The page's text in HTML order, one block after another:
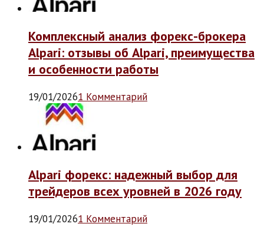
Комплексный анализ форекс-брокера
Alpari: отзывы об Alpari, преимущества
и особенности работы
19/01/20261 Комментарий
Alpari форекс: надежный выбор для
трейдеров всех уровней в 2026 году
19/01/20261 Комментарий